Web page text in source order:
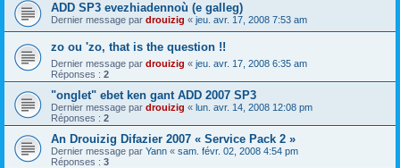
ADD SP3 evezhiadennoù (e galleg)
Dernier message par drouizig « jeu. avr. 17, 2008 7:53 am
zo ou 'zo, that is the question !!
Dernier message par drouizig « jeu. avr. 17, 2008 6:35 am
Réponses : 2
"onglet" ebet ken gant ADD 2007 SP3
Dernier message par drouizig « lun. avr. 14, 2008 12:08 pm
Réponses : 2
An Drouizig Difazier 2007 « Service Pack 2 »
Dernier message par Yann « sam. févr. 02, 2008 4:54 pm
Réponses : 3